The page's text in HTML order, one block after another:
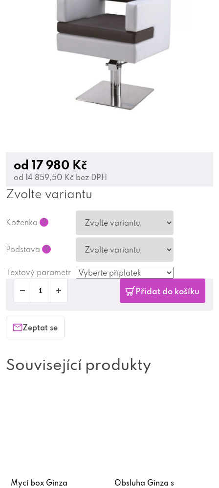
od 17 980 Kč
od 14 859,50 Kč bez DPH
Zvolte variantu
Koženka ?
Podstava ?
Textový parametr
Přidat do košíku
Zeptat se
Související produkty
Mycí box Ginza
Obsluha Ginza s